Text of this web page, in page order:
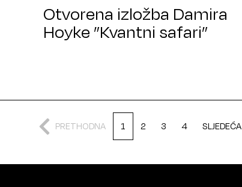
Otvorena izložba Damira
Hoyke ”Kvantni safari”
PRETHODNA 1 2 3 4 SLJEDEĆA